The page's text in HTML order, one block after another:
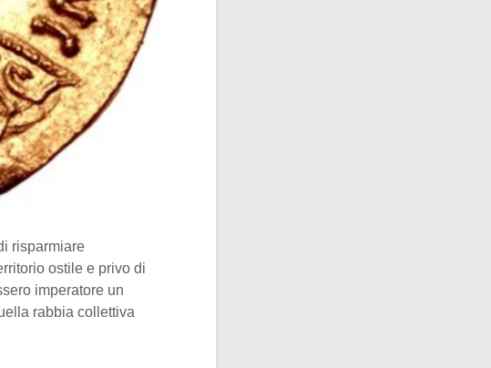
risparmiare
ostile e privo di
imperatore un
rabbia collettiva